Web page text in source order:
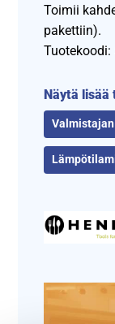
Toimii
pakettiin).
Tuotekoodi:
Näytä lisää